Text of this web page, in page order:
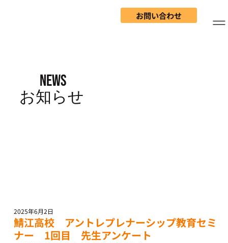
お問い合わせ
NEWS
​お知らせ
鯖江高校 アントレプレナーシップ教育セミ
ナー 1回目 先生アンケート
2025年6月2日